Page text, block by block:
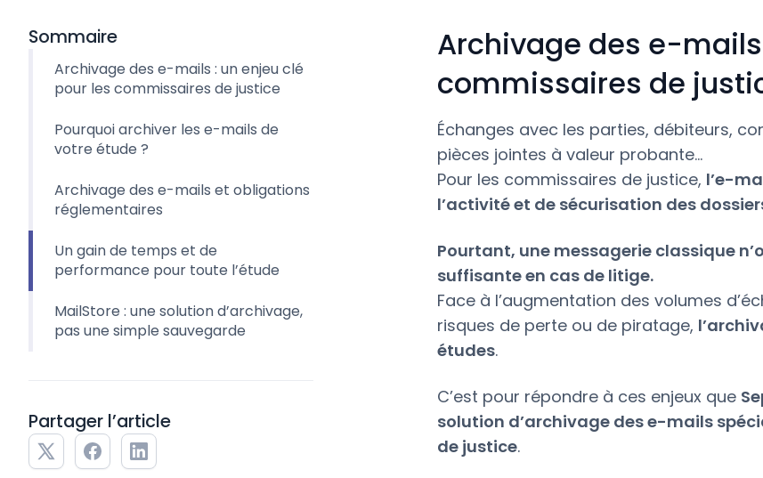
Sommaire
Archivage des e-mails : un enjeu clé
pour les commissaires de justice
Pourquoi archiver les e-mails de
votre étude ?
Archivage des e-mails et obligations
réglementaires
Un gain de temps et de
performance pour toute l’étude
MailStore : une solution d’archivage,
pas une simple sauvegarde
Partager l’article
Archivage des e-
commissaires de
Échanges avec les parties, débiteurs,
pièces jointes à valeur probante…
Pour les commissaires de justice, l’e-
l’activité et de sécurisation des
Pourtant, une messagerie classique
suffisante en cas de litige.
Face à l’augmentation des volumes
risques de perte ou de piratage,
études.
C’est pour répondre à ces enjeux que
solution d’archivage des e-mails
de justice.